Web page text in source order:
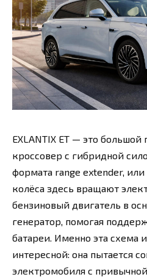
EXLANTIX ET — это
кроссовер с гибридной
формата range extender, или
колёса здесь вращают
бензиновый двигатель в
генератор, помогая
батареи. Именно эта схема
интересной: она пытается
электромобиля с